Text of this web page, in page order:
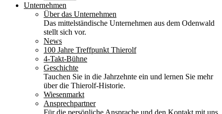
Unternehmen
Über das Unternehmen
Das mittelständische Unternehmen aus dem Odenwald
stellt sich vor.
News
100 Jahre Treffpunkt Thierolf
4-Takt-Bühne
Geschichte
Tauchen Sie in die Jahrzehnte ein und lernen Sie mehr
über die Thierolf-Historie.
Wiesenmarkt
Ansprechpartner
Für die persönliche Ansprache und den Kontakt mit uns